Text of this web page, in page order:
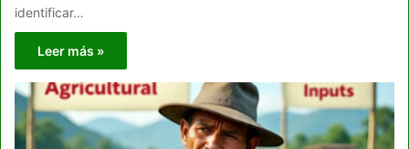
identificar…
Leer más »